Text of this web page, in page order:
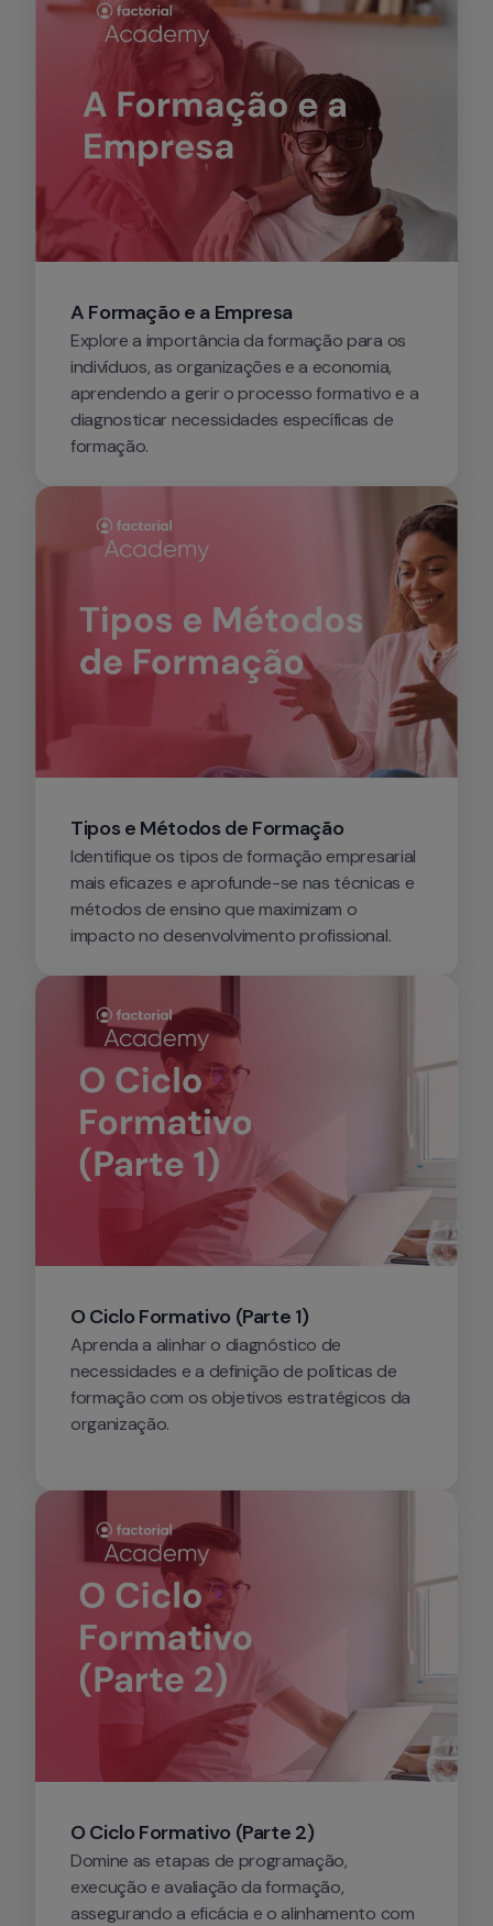
A Formação e a Empresa
Explore a importância da formação para os
indivíduos, as organizações e a economia,
aprendendo a gerir o processo formativo e a
diagnosticar necessidades específicas de
formação.
Tipos e Métodos de Formação
Identifique os tipos de formação empresarial
mais eficazes e aprofunde-se nas técnicas e
métodos de ensino que maximizam o
impacto no desenvolvimento profissional.
O Ciclo Formativo (Parte 1)
Aprenda a alinhar o diagnóstico de
necessidades e a definição de políticas de
formação com os objetivos estratégicos da
organização.
O Ciclo Formativo (Parte 2)
Domine as etapas de programação,
execução e avaliação da formação,
assegurando a eficácia e o alinhamento com